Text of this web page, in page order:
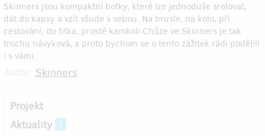
Skinners jsou kompaktní botky, které lze jednoduše srolovat,
dát do kapsy a vzít všude s sebou. Na brusle, na kolo, při
cestování, do fitka, prostě kamkoli.Chůze ve Skinners je tak
trochu návyková, a proto bychom se o tento zážitek rádi podělili
i s vámi.
Skinners
Projekt
Aktuality
1